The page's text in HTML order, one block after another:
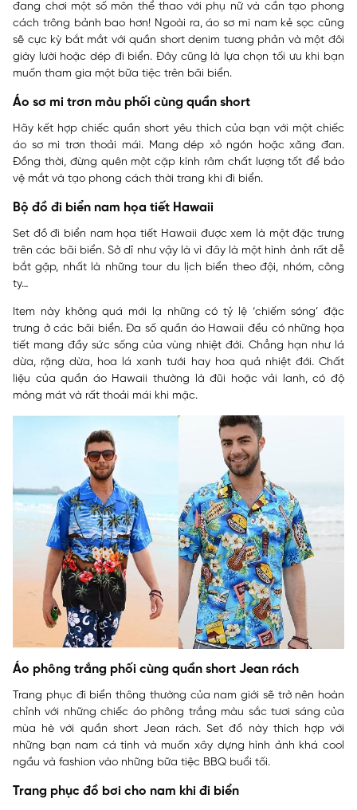
đang chơi một số môn thể thao với phụ nữ và cần tạo phong
cách trông bảnh bao hơn! Ngoài ra, áo sơ mi nam kẻ sọc cũng
sẽ cực kỳ bắt mắt với quần short denim tương phản và một đôi
giày lười hoặc dép đi biển. Đây cũng là lựa chọn tối ưu khi bạn
muốn tham gia một bữa tiệc trên bãi biển.
Áo sơ mi trơn màu phối cùng quần short
Hãy kết hợp chiếc quần short yêu thích của bạn với một chiếc
áo sơ mi trơn thoải mái. Mang dép xỏ ngón hoặc xăng đan.
Đồng thời, đừng quên một cặp kính râm chất lượng tốt để bảo
vệ mắt và tạo phong cách thời trang khi đi biển.
Bộ đồ đi biển nam họa tiết Hawaii
Set đồ đi biển nam họa tiết Hawaii được xem là một đặc trưng
trên các bãi biển. Sở dĩ như vậy là vì đây là một hình ảnh rất dễ
bắt gặp, nhất là những tour du lịch biển theo đội, nhóm, công
ty…
Item này không quá mới lạ những có tỷ lệ ‘chiếm sóng’ đặc
trưng ở các bãi biển. Đa số quần áo Hawaii đều có những họa
tiết mang đầy sức sống của vùng nhiệt đới. Chẳng hạn như lá
dừa, rặng dừa, hoa lá xanh tưới hay hoa quả nhiệt đới. Chất
liệu của quần áo Hawaii thường là đũi hoặc vải lanh, có độ
mỏng mát và rất thoải mái khi mặc.
Áo phông trắng phối cùng quần short Jean rách
Trang phục đi biển thông thường của nam giới sẽ trở nên hoàn
chỉnh với những chiếc áo phông trắng màu sắc tươi sáng của
mùa hè với quần short Jean rách. Set đồ này thích hợp với
những bạn nam cá tính và muốn xây dựng hình ảnh khá cool
ngầu và fashion vào những bữa tiệc BBQ buổi tối.
Trang phục đồ bơi cho nam khi đi biển